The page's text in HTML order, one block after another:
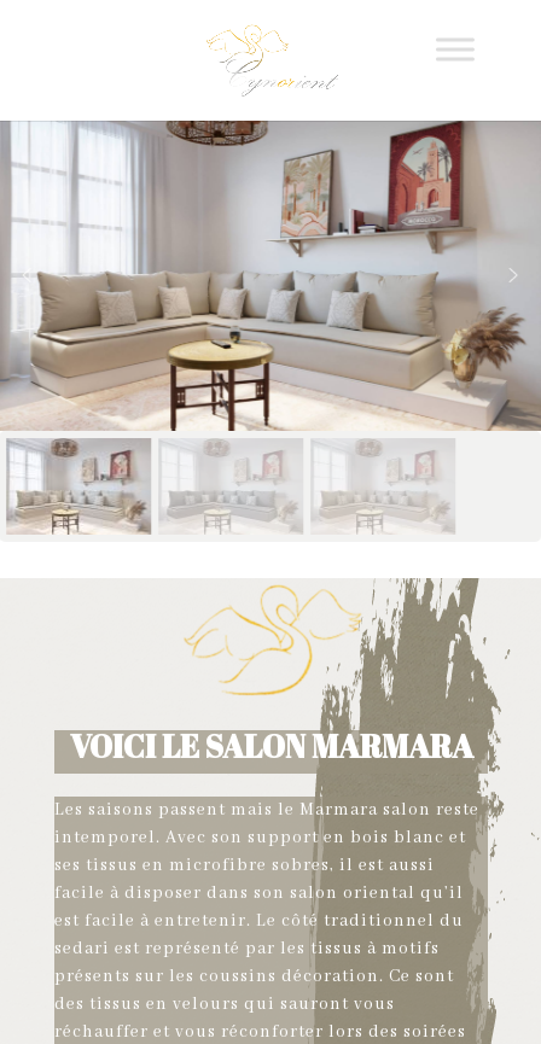
VOICI LE SALON MARMARA
Les saisons passent mais le Marmara salon reste
intemporel. Avec son support en bois blanc et
ses tissus en microfibre sobres, il est aussi
facile à disposer dans son salon oriental qu’il
est facile à entretenir. Le côté traditionnel du
sedari est représenté par les tissus à motifs
présents sur les coussins décoration. Ce sont
des tissus en velours qui sauront vous
réchauffer et vous réconforter lors des soirées